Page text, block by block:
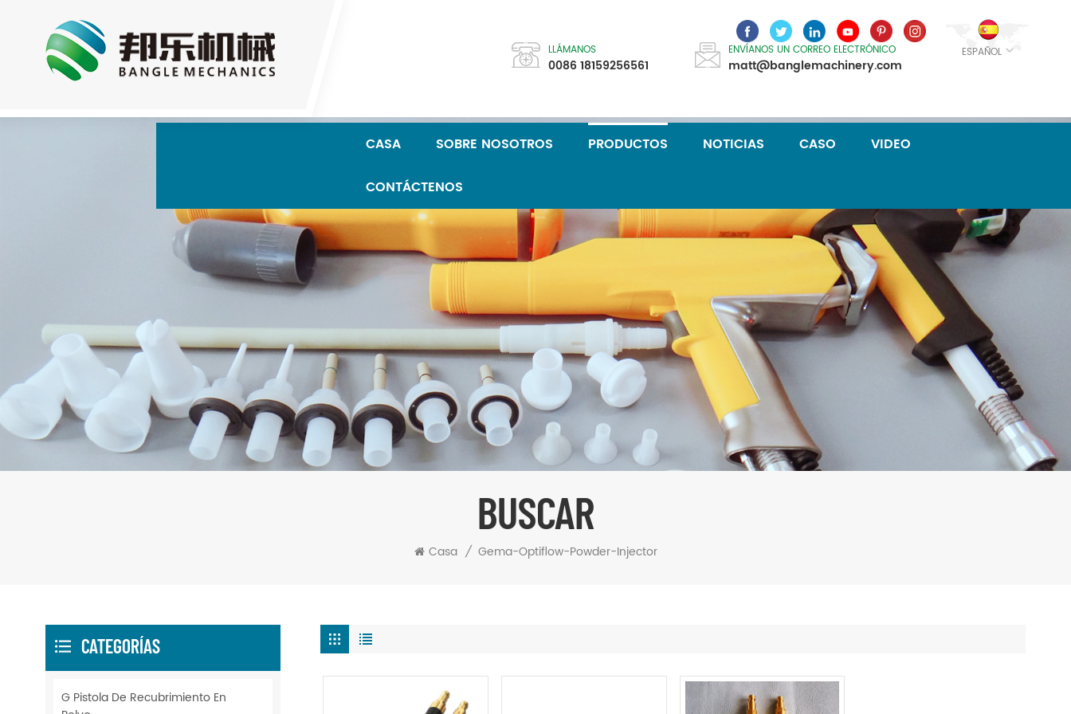
ESPAÑOL
LLÁMANOS
0086 18159256561
ENVÍANOS UN CORREO ELECTRÓNICO
matt@banglemachinery.com
CASA SOBRE NOSOTROS PRODUCTOS NOTICIAS CASO VIDEO
CONTÁCTENOS
BUSCAR
Casa / Gema-Optiflow-Powder-Injector
CATEGORÍAS
G Pistola De Recubrimiento En